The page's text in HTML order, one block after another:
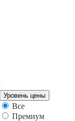
Уровень цены
Все
Премиум